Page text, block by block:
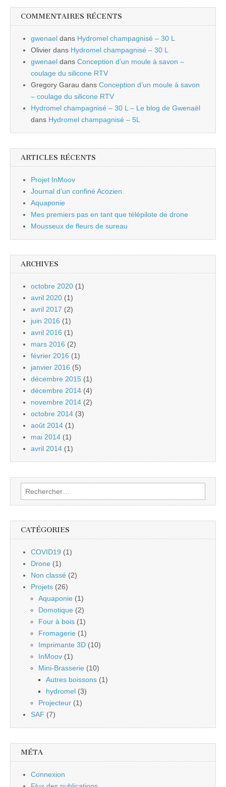
COMMENTAIRES RÉCENTS
gwenael dans Hydromel champagnisé – 30 L
Olivier dans Hydromel champagnisé – 30 L
gwenael dans Conception d’un moule à savon –
coulage du silicone RTV
Gregory Garau dans Conception d’un moule à savon
– coulage du silicone RTV
Hydromel champagnisé – 30 L – Le blog de Gwenaël
dans Hydromel champagnisé – 5L
ARTICLES RÉCENTS
Projet InMoov
Journal d’un confiné Acozien.
Aquaponie
Mes premiers pas en tant que télépilote de drone
Mousseux de fleurs de sureau
ARCHIVES
octobre 2020 (1)
avril 2020 (1)
avril 2017 (2)
juin 2016 (1)
avril 2016 (1)
mars 2016 (2)
février 2016 (1)
janvier 2016 (5)
décembre 2015 (1)
décembre 2014 (4)
novembre 2014 (2)
octobre 2014 (3)
août 2014 (1)
mai 2014 (1)
avril 2014 (1)
Rechercher :
CATÉGORIES
COVID19 (1)
Drone (1)
Non classé (2)
Projets (26)
Aquaponie (1)
Domotique (2)
Four à bois (1)
Fromagerie (1)
Imprimante 3D (10)
InMoov (1)
Mini-Brasserie (10)
Autres boissons (1)
hydromel (3)
Projecteur (1)
SAF (7)
MÉTA
Connexion